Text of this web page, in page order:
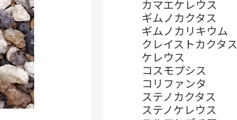
カマエケレウス
ギムノカクタス
ギムノカリキウム
クレイストカクタス
ケレウス
コスモプシス
コリファンタ
ステノカクタス
ステノケレウス